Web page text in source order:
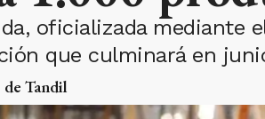
oficializada mediante
que culminará en
de Tandil